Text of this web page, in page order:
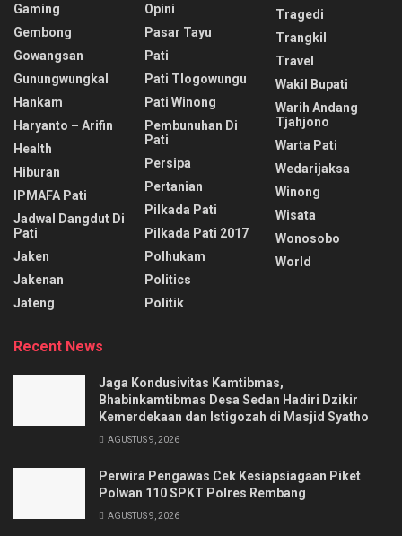
Gaming
Gembong
Gowangsan
Gunungwungkal
Hankam
Haryanto – Arifin
Health
Hiburan
IPMAFA Pati
Jadwal Dangdut Di
Pati
Jaken
Jakenan
Jateng
Opini
Pasar Tayu
Pati
Pati Tlogowungu
Pati Winong
Pembunuhan Di
Pati
Persipa
Pertanian
Pilkada Pati
Pilkada Pati 2017
Polhukam
Politics
Politik
Tragedi
Trangkil
Travel
Wakil Bupati
Warih Andang
Tjahjono
Warta Pati
Wedarijaksa
Winong
Wisata
Wonosobo
World
Recent News
Jaga Kondusivitas Kamtibmas,
Bhabinkamtibmas Desa Sedan Hadiri Dzikir
Kemerdekaan dan Istigozah di Masjid Syatho
AGUSTUS 9, 2026
Perwira Pengawas Cek Kesiapsiagaan Piket
Polwan 110 SPKT Polres Rembang
AGUSTUS 9, 2026